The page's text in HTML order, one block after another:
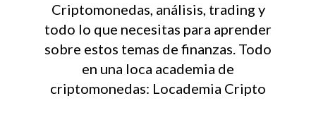
Criptomonedas, análisis, trading y
todo lo que necesitas para aprender
sobre estos temas de finanzas. Todo
en una loca academia de
criptomonedas: Locademia Cripto